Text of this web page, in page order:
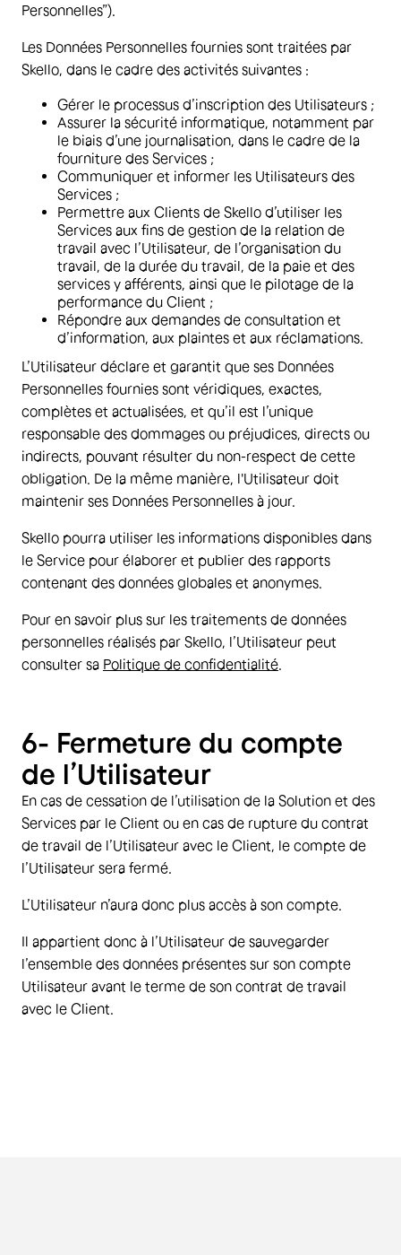
Personnelles”).
Les Données Personnelles fournies sont traitées par
Skello, dans le cadre des activités suivantes :
Gérer le processus d’inscription des Utilisateurs ;
Assurer la sécurité informatique, notamment par
le biais d’une journalisation, dans le cadre de la
fourniture des Services ;
Communiquer et informer les Utilisateurs des
Services ;
Permettre aux Clients de Skello d’utiliser les
Services aux fins de gestion de la relation de
travail avec l’Utilisateur, de l’organisation du
travail, de la durée du travail, de la paie et des
services y afférents, ainsi que le pilotage de la
performance du Client ;
Répondre aux demandes de consultation et
d’information, aux plaintes et aux réclamations.
L’Utilisateur déclare et garantit que ses Données
Personnelles fournies sont véridiques, exactes,
complètes et actualisées, et qu’il est l’unique
responsable des dommages ou préjudices, directs ou
indirects, pouvant résulter du non-respect de cette
obligation. De la même manière, l'Utilisateur doit
maintenir ses Données Personnelles à jour.
Skello pourra utiliser les informations disponibles dans
le Service pour élaborer et publier des rapports
contenant des données globales et anonymes.
Pour en savoir plus sur les traitements de données
personnelles réalisés par Skello, l’Utilisateur peut
consulter sa Politique de confidentialité
6- Fermeture du compte
de l’Utilisateur
En cas de cessation de l’utilisation de la Solution et des
Services par le Client ou en cas de rupture du contrat
de travail de l’Utilisateur avec le Client, le compte de
l’Utilisateur sera fermé.
L’Utilisateur n’aura donc plus accès à son compte.
Il appartient donc à l’Utilisateur de sauvegarder
l’ensemble des données présentes sur son compte
Utilisateur avant le terme de son contrat de travail
avec le Client.